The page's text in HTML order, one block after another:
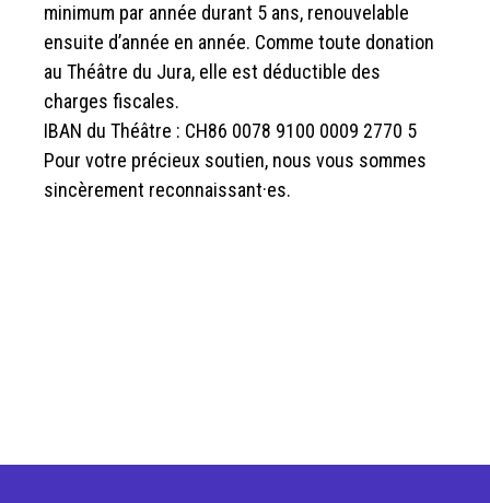
minimum par année durant 5 ans, renouvelable
ensuite d’année en année. Comme toute donation
au Théâtre du Jura, elle est déductible des
charges fiscales.
IBAN du Théâtre : CH86 0078 9100 0009 2770 5
Pour votre précieux soutien, nous vous sommes
sincèrement reconnaissant·es.